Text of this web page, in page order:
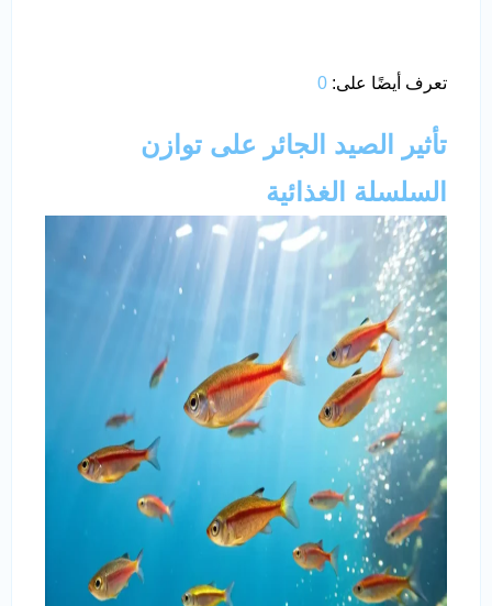
تعرف أيضًا على: 0
تأثير الصيد الجائر على توازن
السلسلة الغذائية